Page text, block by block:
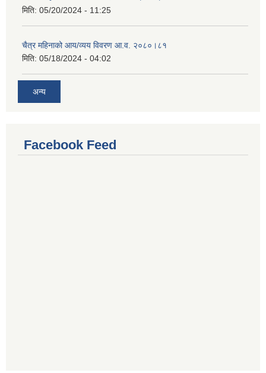
मिति: 05/20/2024 - 11:25
चैत्र महिनाको आय/व्यय विवरण आ.व. २०८०।८१
मिति: 05/18/2024 - 04:02
अन्य
Facebook Feed